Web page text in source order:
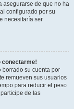
asegurarse de que no ha
configurado por su
necesitaría ser
conectarme!
borrado su cuenta por
remueven sus usuarios
para reducir el peso
de las